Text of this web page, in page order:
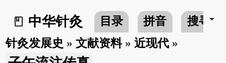
book_2
中华针灸 目录 拼音 搜寻arrow_drop_down
针灸发展史 »文献资料»近现代 »